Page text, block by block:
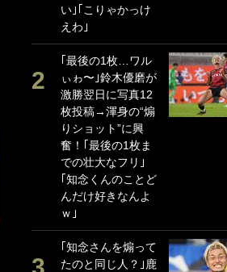
い｣｢こりゃかっけ
えわ｣
｢最後の1枚…ワル
ぃゎ〜｣鈴木優磨が
激勝翌日に写真12
枚投稿→渾身の“煽
りショット”に興
奮！｢最後の1枚ま
での壮大なフリ｣
｢知念くんのことど
んだけ好きなんよ
ｗ｣
｢知念さんを煽って
たのと同じ人？｣鹿